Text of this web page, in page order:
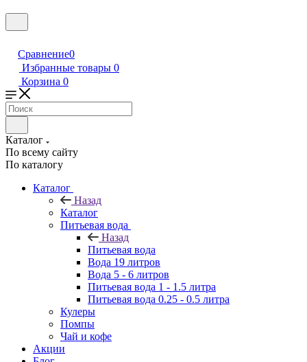
Сравнение0
Избранные товары 0
Корзина 0
Каталог
По всему сайту
По каталогу
Каталог
Назад
Каталог
Питьевая вода
Назад
Питьевая вода
Вода 19 литров
Вода 5 - 6 литров
Питьевая вода 1 - 1.5 литра
Питьевая вода 0.25 - 0.5 литра
Кулеры
Помпы
Чай и кофе
Акции